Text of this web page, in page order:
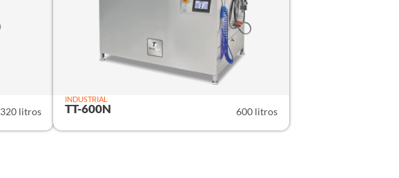
320 litros
INDUSTRIAL
TT-600N 600 litros